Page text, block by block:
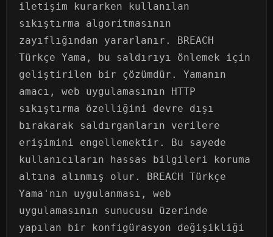
iletişim kurarken kullanılan
sıkıştırma algoritmasının
zayıflığından yararlanır. BREACH
Türkçe Yama, bu saldırıyı önlemek için
geliştirilen bir çözümdür. Yamanın
amacı, web uygulamasının HTTP
sıkıştırma özelliğini devre dışı
bırakarak saldırganların verilere
erişimini engellemektir. Bu sayede
kullanıcıların hassas bilgileri koruma
altına alınmış olur. BREACH Türkçe
Yama'nın uygulanması, web
uygulamasının sunucusu üzerinde
yapılan bir konfigürasyon değişikliği